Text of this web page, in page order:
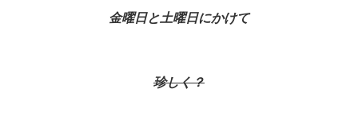
金曜日と土曜日にかけて
珍しく？